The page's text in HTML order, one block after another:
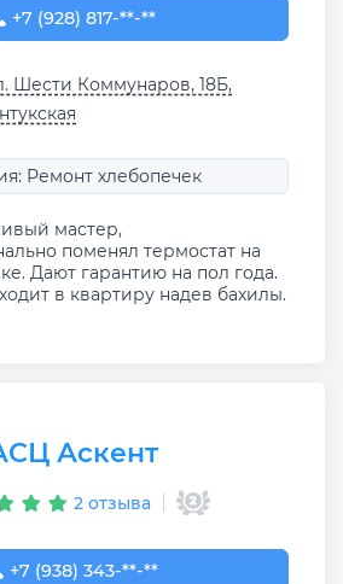
+7 (928) 817-49-81
+7 (928) 817-**-**
Шести Коммунаров, 18Б,
Ремонт хлебопечек
мастер,
поменял термостат на
Дают гарантию на пол года.
в квартиру надев бахилы.
Аскент
2 отзыва
+7 (938) 343-99-00
+7 (938) 343-**-**